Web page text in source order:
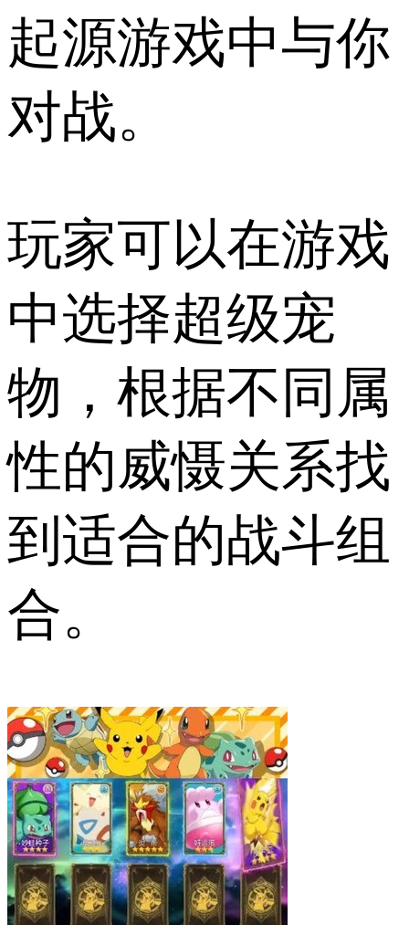
起源游戏中与你
对战。
玩家可以在游戏
中选择超级宠
物，根据不同属
性的威慑关系找
到适合的战斗组
合。